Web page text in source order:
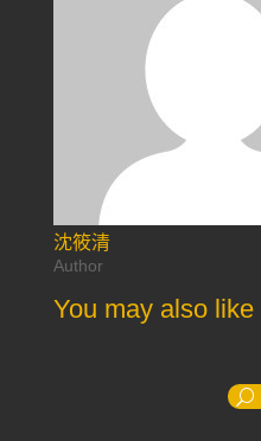
沈筱清
Author
You may also like